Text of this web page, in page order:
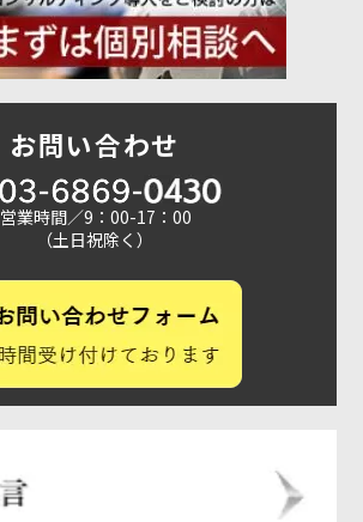
お問い合わせ
営業時間／9：00-17：00
（土日祝除く）